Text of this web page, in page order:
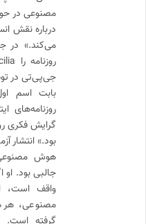
مصنوعی در
درباره نقش
می‌کند.» در
جی‌پی‌تی در
بابت اسم
گرایش فکری
هوش مصنوعی
جالبی بود. او
واقف است،
مصنوعی، هر